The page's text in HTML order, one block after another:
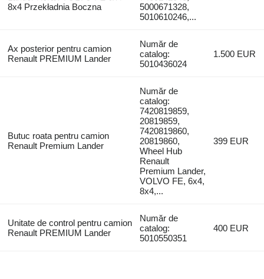
8x4 Przekładnia Boczna
5000671328,
5010610246,...
Ax posterior pentru camion
Renault PREMIUM Lander
Număr de
catalog:
5010436024
1.500 EUR
Butuc roata pentru camion
Renault Premium Lander
Număr de
catalog:
7420819859,
20819859,
7420819860,
20819860,
Wheel Hub
Renault
Premium Lander,
VOLVO FE, 6x4,
8x4,...
399 EUR
Unitate de control pentru camion
Renault PREMIUM Lander
Număr de
catalog:
5010550351
400 EUR